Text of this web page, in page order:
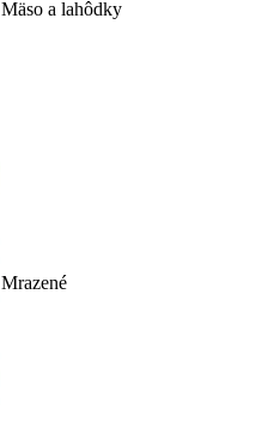
Mäso a lahôdky
Mrazené